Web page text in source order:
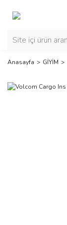
Anasayfa GİYİM